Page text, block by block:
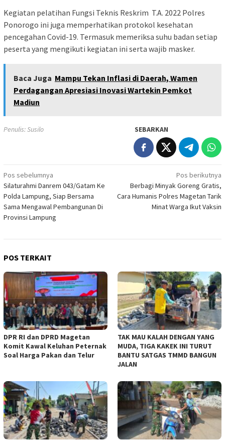
Kegiatan pelatihan Fungsi Teknis Reskrim T.A. 2022 Polres
Ponorogo ini juga memperhatikan protokol kesehatan
pencegahan Covid-19. Termasuk memeriksa suhu badan setiap
peserta yang mengikuti kegiatan ini serta wajib masker.
Baca Juga Mampu Tekan Inflasi di Daerah, Wamen
Perdagangan Apresiasi Inovasi Wartekin Pemkot
Madiun
Penulis: Susilo SEBARKAN
Navigasi
pos
Pos sebelumnya
Silaturahmi Danrem 043/Gatam Ke
Polda Lampung, Siap Bersama
Sama Mengawal Pembangunan Di
Provinsi Lampung
Pos berikutnya
Berbagi Minyak Goreng Gratis,
Cara Humanis Polres Magetan Tarik
Minat Warga Ikut Vaksin
POS TERKAIT
DPR RI dan DPRD Magetan
Komit Kawal Keluhan Peternak
Soal Harga Pakan dan Telur
TAK MAU KALAH DENGAN YANG
MUDA, TIGA KAKEK INI TURUT
BANTU SATGAS TMMD BANGUN
JALAN